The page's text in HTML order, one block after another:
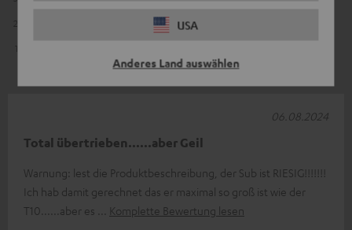
USA
Anderes Land auswählen
Total übertrieben......aber Geil
Warnung: lest die Produktbeschreibung, der Sub ist RIESIG!!!!!!!
Ich hab damit gerechnet das er maximal so groß ist wie der
T10......aber es
Komplette Bewertung lesen
06.08.2024